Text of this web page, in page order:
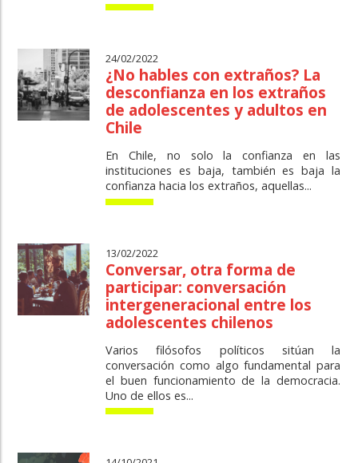
24/02/2022
¿No hables con extraños? La
desconfianza en los extraños
de adolescentes y adultos en
Chile
En Chile, no solo la confianza en las
instituciones es baja, también es baja la
confianza hacia los extraños, aquellas...
13/02/2022
Conversar, otra forma de
participar: conversación
intergeneracional entre los
adolescentes chilenos
Varios filósofos políticos sitúan la
conversación como algo fundamental para
el buen funcionamiento de la democracia.
Uno de ellos es...